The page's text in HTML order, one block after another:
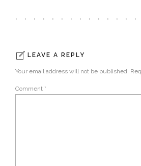
LEAVE A REPLY
Your email address will not be published.
Comment *